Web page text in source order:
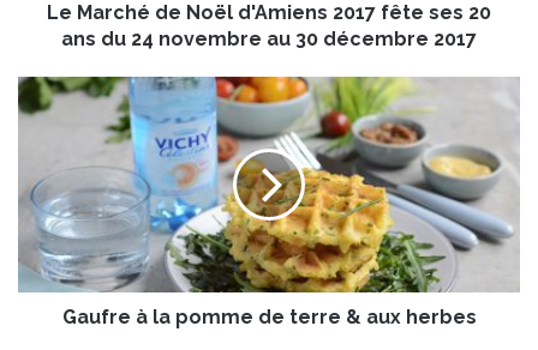
ë
l
A
e
n
Le Marché de Noël d'Amiens 2017 fête ses 20
ans du 24 novembre au 30 décembre 2017
G
a
r
l
a
Gaufre à la pomme de terre & aux herbes